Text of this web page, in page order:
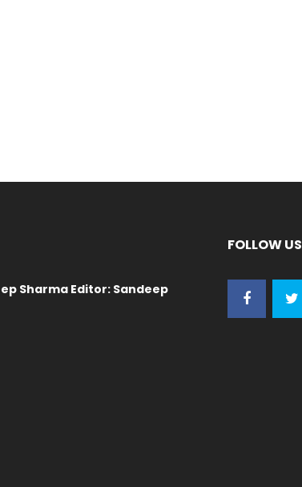
Sharma Editor: Sandeep
FOLLOW US